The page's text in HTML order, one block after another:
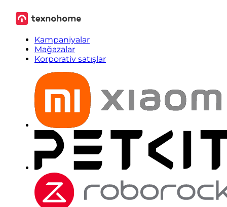
Kampaniyalar
Mağazalar
Korporativ satışlar